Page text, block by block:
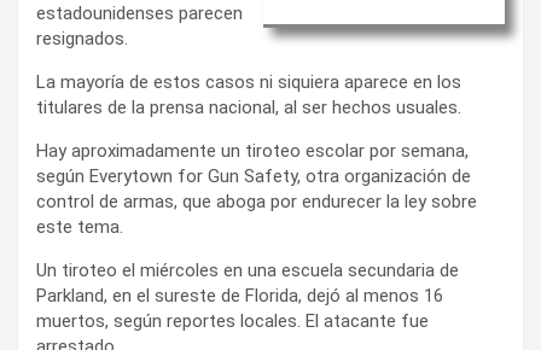
estadounidenses parecen
resignados.
La mayoría de estos casos ni siquiera aparece en los
titulares de la prensa nacional, al ser hechos usuales.
Hay aproximadamente un tiroteo escolar por semana,
según Everytown for Gun Safety, otra organización de
control de armas, que aboga por endurecer la ley sobre
este tema.
Un tiroteo el miércoles en una escuela secundaria de
Parkland, en el sureste de Florida, dejó al menos 16
muertos, según reportes locales. El atacante fue